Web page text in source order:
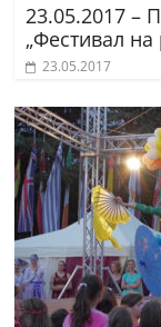
23.05.2017 –
„Фестивал на
23.05.2017